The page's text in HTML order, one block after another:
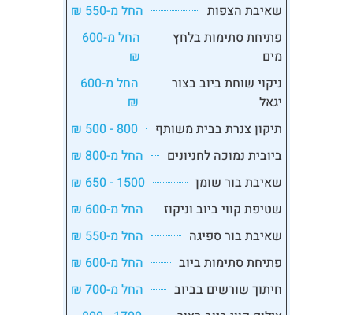
שאיבת הצפות
החל מ-550 ₪
פתיחת סתימות בלחץ
מים
החל מ-600
₪
ניקוי שוחת ביוב בצור
יגאל
החל מ-600
₪
תיקון צנרת בבית משותף
800 - 500 ₪
ביובית נמוכה לחניונים
החל מ-800 ₪
שאיבת בור שומן
1500 - 650 ₪
שטיפת קווי ביוב וניקוז
החל מ-600 ₪
שאיבת בור ספיגה
החל מ-550 ₪
פתיחת סתימות ביוב
החל מ-600 ₪
חיתוך שורשים בביוב
החל מ-700 ₪